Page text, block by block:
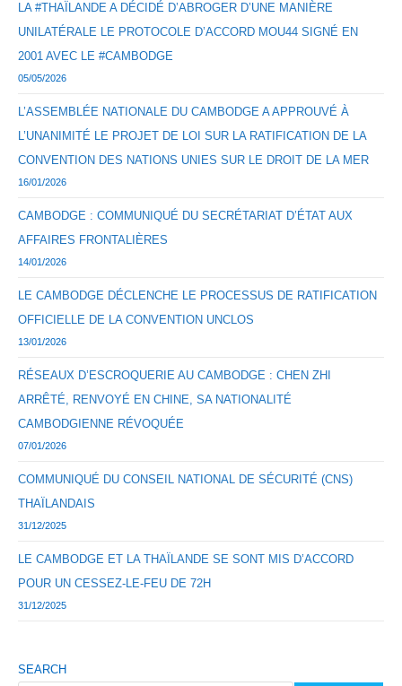
LA #THAÏLANDE A DÉCIDÉ D’ABROGER D’UNE MANIÈRE
UNILATÉRALE LE PROTOCOLE D’ACCORD MOU44 SIGNÉ EN
2001 AVEC LE #CAMBODGE
05/05/2026
L’ASSEMBLÉE NATIONALE DU CAMBODGE A APPROUVÉ À
L’UNANIMITÉ LE PROJET DE LOI SUR LA RATIFICATION DE LA
CONVENTION DES NATIONS UNIES SUR LE DROIT DE LA MER
16/01/2026
CAMBODGE : COMMUNIQUÉ DU SECRÉTARIAT D’ÉTAT AUX
AFFAIRES FRONTALIÈRES
14/01/2026
LE CAMBODGE DÉCLENCHE LE PROCESSUS DE RATIFICATION
OFFICIELLE DE LA CONVENTION UNCLOS
13/01/2026
RÉSEAUX D’ESCROQUERIE AU CAMBODGE : CHEN ZHI
ARRÊTÉ, RENVOYÉ EN CHINE, SA NATIONALITÉ
CAMBODGIENNE RÉVOQUÉE
07/01/2026
COMMUNIQUÉ DU CONSEIL NATIONAL DE SÉCURITÉ (CNS)
THAÏLANDAIS
31/12/2025
LE CAMBODGE ET LA THAÏLANDE SE SONT MIS D’ACCORD
POUR UN CESSEZ-LE-FEU DE 72H
31/12/2025
SEARCH